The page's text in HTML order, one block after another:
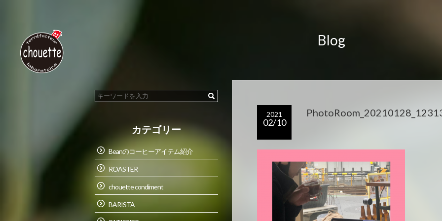
Blog
2021
02/10
カテゴリー
Beanのコーヒーアイテム紹介
ROASTER
chouette condiment
BARISTA